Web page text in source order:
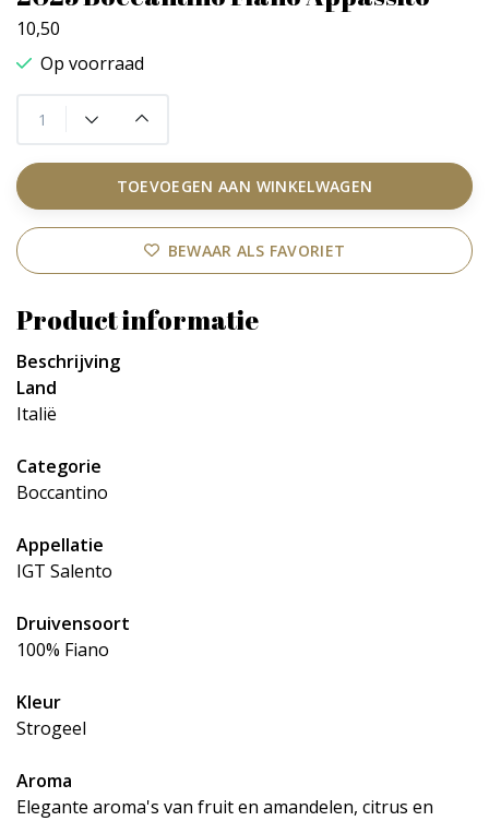
10,50
Op voorraad
TOEVOEGEN AAN WINKELWAGEN
BEWAAR ALS FAVORIET
Product informatie
Beschrijving
Land
Italië
Categorie
Boccantino
Appellatie
IGT Salento
Druivensoort
100% Fiano
Kleur
Strogeel
Aroma
Elegante aroma's van fruit en amandelen, citrus en